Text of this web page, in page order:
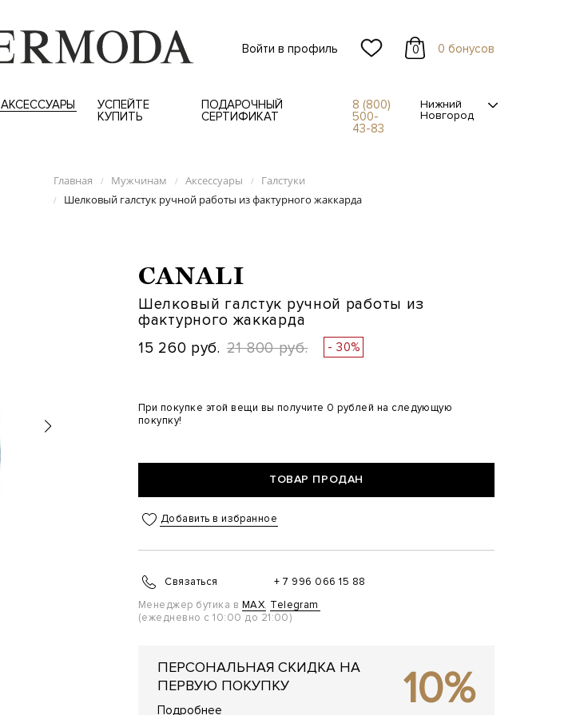
Войти в профиль 0 0 бонусов
АКСЕССУАРЫ
УСПЕЙТЕ
КУПИТЬ
ПОДАРОЧНЫЙ
СЕРТИФИКАТ
8 (800)
500-
43-83
Нижний
Новгород
Главная / Мужчинам / Аксессуары / Галстуки
/ Шелковый галстук ручной работы из фактурного жаккарда
CANALI
Шелковый галстук ручной работы из
фактурного жаккарда
15 260 руб. 21 800 руб. - 30%
При покупке этой вещи вы получите 0 рублей на следующую
покупку!
ТОВАР ПРОДАН
Добавить в избранное
Связаться
+ 7 996 066 15 88
Менеджер бутика в MAX, Telegram
(ежедневно с 10:00 до 21:00)
ПЕРСОНАЛЬНАЯ СКИДКА НА
ПЕРВУЮ ПОКУПКУ
Подробнее 10%